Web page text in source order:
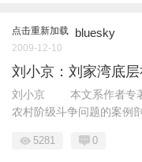
点击重新加载 bluesky
2009-12-10
刘小京：刘家湾底
刘小京 本文系作者专
农村阶级斗争问题的案例
5281 0